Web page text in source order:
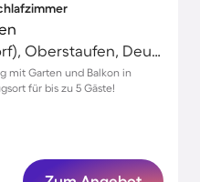
Thalkirchdorf (Kirchdorf), Oberstaufen, Deutschland
mit Garten und Balkon in
für bis zu 5 Gäste!